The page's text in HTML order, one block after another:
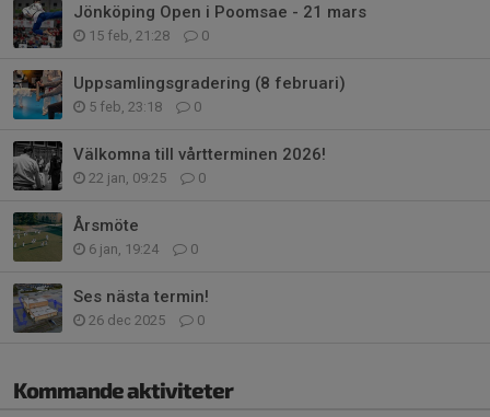
Jönköping Open i Poomsae - 21 mars
15 feb, 21:28 0
Uppsamlingsgradering (8 februari)
5 feb, 23:18 0
Välkomna till vårtterminen 2026!
22 jan, 09:25 0
Årsmöte
6 jan, 19:24 0
Ses nästa termin!
26 dec 2025 0
Kommande aktiviteter